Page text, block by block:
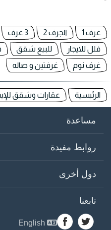
غرف 1 الجرف 2 3 غرف
فلل للايجار
للبيع شقق
غرف نوم
غرفتين و صاله
الرئيسية عقارات وشقق
مساعدة
روابط مفيدة
دول أخرى
تابعنا